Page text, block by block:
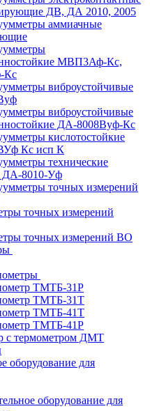
ДВ, ДА 2010, 2005
аммиачные
МВП3Аф-Кс,
Кс
виброустойчивые
виброустойчивые
ДА-8008Вуф-Кс
кислотостойкие
Кс исп К
технические
ДА-8010-Уф
точных измерений
точных измерений
точных измерений ВО
ТМТБ-31Р
ТМТБ-31Т
ТМТБ-41Т
ТМТБ-41Р
с термометром ДМТ
оборудование для
оборудование для